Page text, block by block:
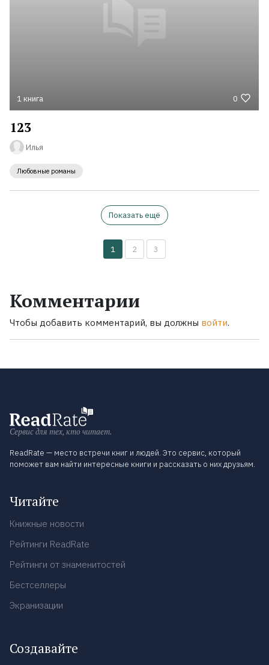
1 книга 0
123
Илья
Любовные романы
Показать ещё
1 2 3
Комментарии
Чтобы добавить комментарий, вы должны войти.
Сервис для тех, кто читает.
ReadRate — место встречи книг и людей. Это сервис, который
поможет вам найти интересные книги и рассказать о них друзьям.
Читайте
Книжные новости
Рейтинги ReadRate
Рейтинги от знаменитостей
Бестселлеры
Экранизации
Создавайте